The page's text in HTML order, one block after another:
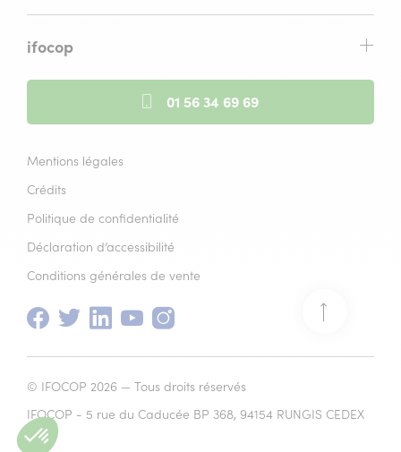
ifocop
01 56 34 69 69
Mentions légales
Crédits
Politique de confidentialité
Déclaration d’accessibilité
Conditions générales de vente
Facebook
(nouvelle
Twitter
(nouvelle
Linkedin
(nouvelle
Youtube
(nouvelle
Retour
haut
© IFOCOP 2026 — Tous droits réservés
IFOCOP - 5 rue du Caducée BP 368, 94154 RUNGIS CEDEX